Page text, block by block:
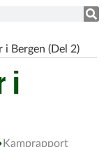
Bergen (Del 2)
i
Kamprapport